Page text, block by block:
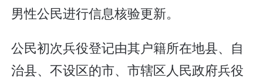
男性公民进行信息核验更新。
公民初次兵役登记由其户籍所在地县、自
治县、不设区的市、市辖区人民政府兵役